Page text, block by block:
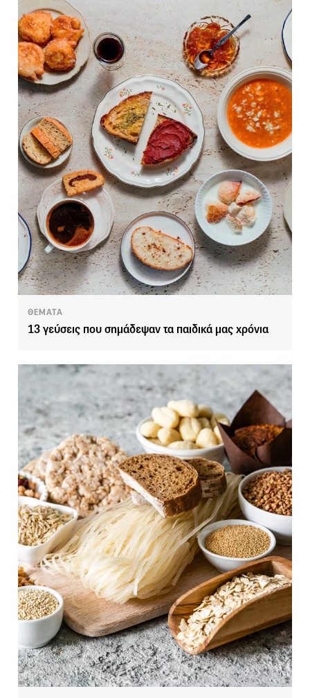
ΘΕΜΑΤΑ
13 γεύσεις που σημάδεψαν τα παιδικά μας χρόνια